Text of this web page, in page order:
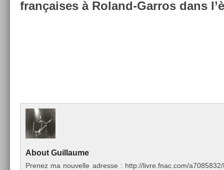
françaises à Roland-Garros dans
About Guil­laume
Pre­nez ma nouvel­le ad­resse : http://livre.fnac.com/